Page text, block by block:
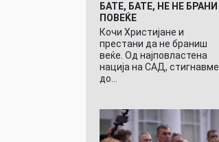
БАТЕ, БАТЕ, НЕ НЕ БРАНИ
ПОВЕЌЕ
Кочи Христијане и
престани да не браниш
веќе. Од најповластена
нација на САД, стигнавме
до…